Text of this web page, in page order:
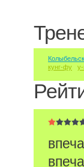
кунг-фу